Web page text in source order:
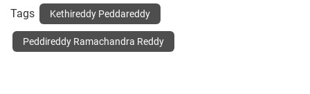
Tags Kethireddy Peddareddy
Peddireddy Ramachandra Reddy